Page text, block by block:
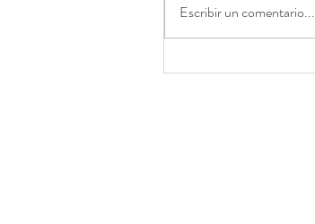
Escribir un comentario...